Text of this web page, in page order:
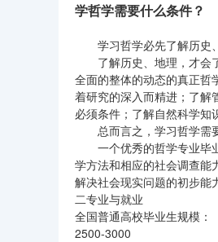
学哲学需要什么条件？
学习哲学必先了解历史
了解历史、地理，才会
全面的整体的动态的真正哲
着研究的深入而精进；了解
必须条件；了解自然科学知
总而言之，学习哲学需
一个优秀的哲学专业毕
学方法和相应的社会调查能
解决社会现实问题的初步能
二专业与就业
全国普通高校毕业生规模：
2500-3000